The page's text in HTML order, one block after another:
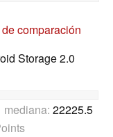
comparación
Storage 2.0
22225.5